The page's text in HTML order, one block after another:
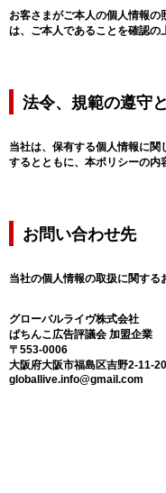
お客さまがご本人の個人情報
は、ご本人であることを確認の
法令、規範の遵守
当社は、保有する個人情報に
するとともに、本ポリシーの内
お問い合わせ先
当社の個人情報の取扱に関する
グローバルライヴ株式会社
ぱちんこ広告評議会 加盟企業
〒553-0006
大阪府大阪市福島区吉野2-11-
globallive.info@gmail.com